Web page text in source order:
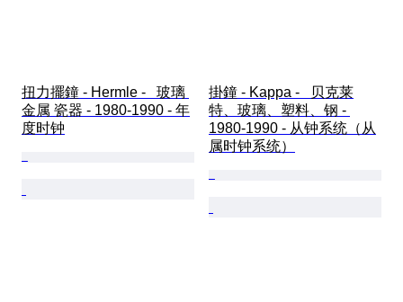
扭力擺鐘 - Hermle -   玻璃
金属 瓷器 - 1980-1990 - 年
度时钟
掛鐘 - Kappa -   贝克莱
特、玻璃、塑料、钢 -
1980-1990 - 从钟系统（从
属时钟系统）